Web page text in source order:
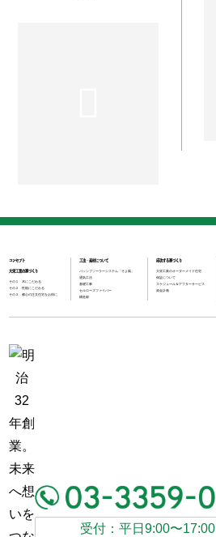
コンセプト
大栄工業の家づくり
その１ 木にこだわる
その２ 性能にこだわる
その３ 都心の注文住宅をお得に
工法・素材について
パッシブソーラーシステム「そよ風」
通気工法
基礎工事
セルローズファイバー
構造材
成功する家づくり
大栄工業のオーダーメイド住宅
保証について
スケジュール＆アフターサービス
資金計画
受付：平日9:00〜17:00